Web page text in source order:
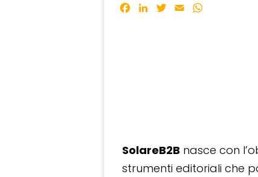
Facebook
LinkedInTwitter
Email
SolareB2B nasce con
strumenti editoriali che